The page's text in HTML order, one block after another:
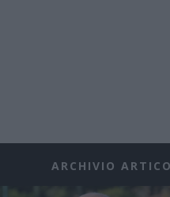
ARCHIVIO